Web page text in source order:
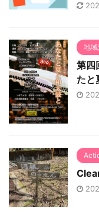
地
第四
たと